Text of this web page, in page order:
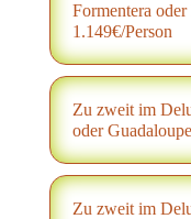
Formentera
1.149€/Person
Zu zweit im
oder
Zu zweit im